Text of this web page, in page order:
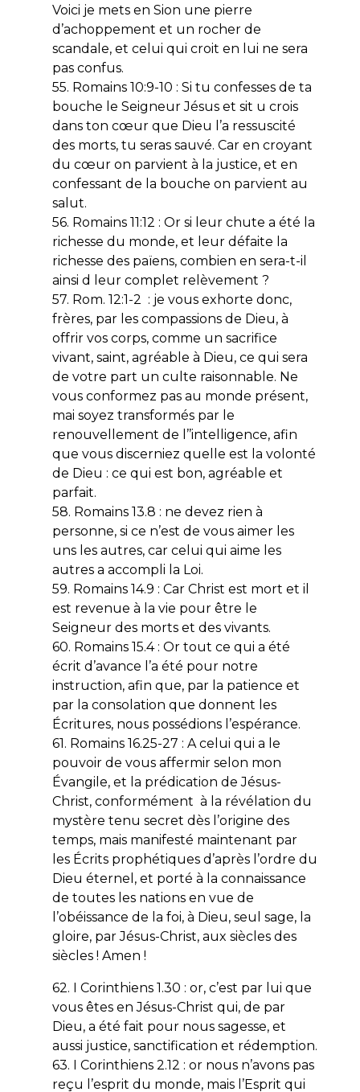
Voici je mets en Sion une pierre
d’achoppement et un rocher de
scandale, et celui qui croit en lui ne sera
pas confus.
55. Romains 10:9-10 : Si tu confesses de ta
bouche le Seigneur Jésus et sit u crois
dans ton cœur que Dieu l’a ressuscité
des morts, tu seras sauvé. Car en croyant
du cœur on parvient à la justice, et en
confessant de la bouche on parvient au
salut.
56. Romains 11:12 : Or si leur chute a été la
richesse du monde, et leur défaite la
richesse des païens, combien en sera-t-il
ainsi d leur complet relèvement ?
57. Rom. 12:1-2 : je vous exhorte donc,
frères, par les compassions de Dieu, à
offrir vos corps, comme un sacrifice
vivant, saint, agréable à Dieu, ce qui sera
de votre part un culte raisonnable. Ne
vous conformez pas au monde présent,
mai soyez transformés par le
renouvellement de l’’intelligence, afin
que vous discerniez quelle est la volonté
de Dieu : ce qui est bon, agréable et
parfait.
58. Romains 13.8 : ne devez rien à
personne, si ce n’est de vous aimer les
uns les autres, car celui qui aime les
autres a accompli la Loi.
59. Romains 14.9 : Car Christ est mort et il
est revenue à la vie pour être le
Seigneur des morts et des vivants.
60. Romains 15.4 : Or tout ce qui a été
écrit d’avance l’a été pour notre
instruction, afin que, par la patience et
par la consolation que donnent les
Écritures, nous possédions l’espérance.
61. Romains 16.25-27 : A celui qui a le
pouvoir de vous affermir selon mon
Évangile, et la prédication de Jésus-
Christ, conformément à la révélation du
mystère tenu secret dès l’origine des
temps, mais manifesté maintenant par
les Écrits prophétiques d’après l’ordre du
Dieu éternel, et porté à la connaissance
de toutes les nations en vue de
l’obéissance de la foi, à Dieu, seul sage, la
gloire, par Jésus-Christ, aux siècles des
siècles ! Amen !
62. I Corinthiens 1.30 : or, c’est par lui que
vous êtes en Jésus-Christ qui, de par
Dieu, a été fait pour nous sagesse, et
aussi justice, sanctification et rédemption.
63. I Corinthiens 2.12 : or nous n’avons pas
reçu l’esprit du monde, mais l’Esprit qui